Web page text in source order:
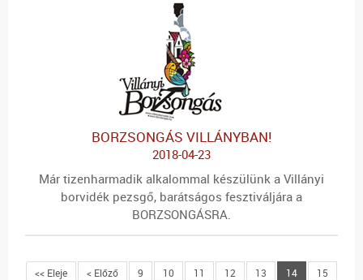
BORZSONGÁS VILLÁNYBAN!
2018-04-23
Már tizenharmadik alkalommal készülünk a Villányi
borvidék pezsgő, barátságos fesztiváljára a
BORZSONGÁSRA.
<< Eleje < Előző 9 10 11 12 13 14 15